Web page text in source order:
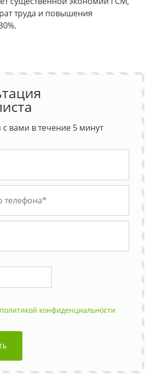
труда и повышения
вами в течение 5 минут
политикой конфиденциальности